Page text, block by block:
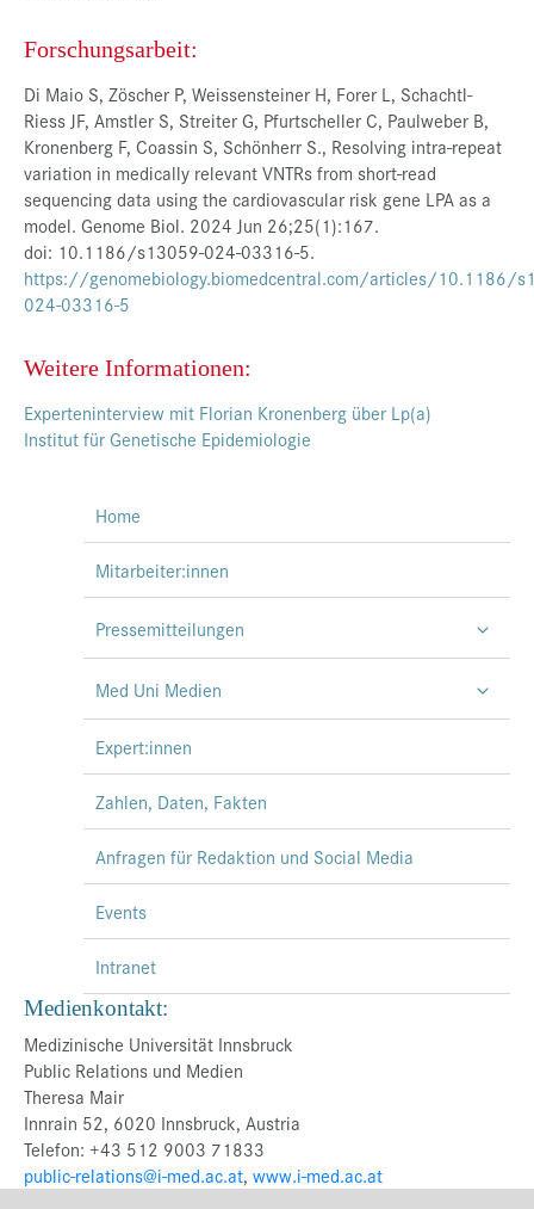
Forschungsarbeit:
Di Maio S, Zöscher P, Weissensteiner H, Forer L, Schachtl-
Riess JF, Amstler S, Streiter G, Pfurtscheller C, Paulweber B,
Kronenberg F, Coassin S, Schönherr S., Resolving intra-repeat
variation in medically relevant VNTRs from short-read
sequencing data using the cardiovascular risk gene LPA as a
model. Genome Biol. 2024 Jun 26;25(1):167.
doi: 10.1186/s13059-024-03316-5.
https://genomebiology.biomedcentral.com/articles/10.1186/
024-03316-5
Weitere Informationen:
Experteninterview mit Florian Kronenberg über Lp(a)
Institut für Genetische Epidemiologie
Home
Mitarbeiter:innen
Pressemitteilungen
Med Uni Medien
Expert:innen
Zahlen, Daten, Fakten
Anfragen für Redaktion und Social Media
Events
Intranet
Medienkontakt:
Medizinische Universität Innsbruck
Public Relations und Medien
Theresa Mair
Innrain 52, 6020 Innsbruck, Austria
Telefon: +43 512 9003 71833
public-relations@i-med.ac.at, www.i-med.ac.at